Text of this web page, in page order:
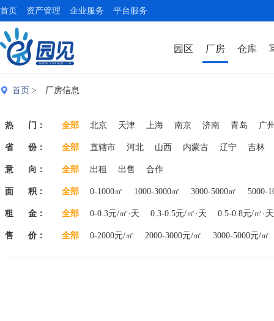
首页 资产管理 企业服务 平台服务
园区 厂房 仓库
首页 > 厂房信息
热 门： 全部 北京 天津 上海 南京 济南 青岛 广
省 份： 全部 直辖市 河北 山西 内蒙古 辽宁 吉林
山东 河南 湖北 黑龙江
意 向： 全部 出租 出售 合作
面 积： 全部 0-1000㎡ 1000-3000㎡ 3000-5000㎡ 5000-
租 金： 全部 0-0.3元/㎡·天 0.3-0.5元/㎡·天 0.5-0.8元/㎡·天
售 价： 全部 0-2000元/㎡ 2000-3000元/㎡ 3000-5000元/㎡